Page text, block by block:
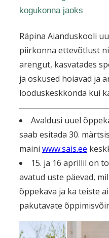
kogukonna jaoks
Räpina Aianduskooli
piirkonna ettevõtlust
arengut, kasvatades
ja oskused hoiavad ja
looduskeskkonda kui
Avaldusi uuel
saab esitada 30.
maini www.sais.ee
15. ja 16 aprillil on
avatud uste päevad,
õppekava ja ka teiste
pakutavate